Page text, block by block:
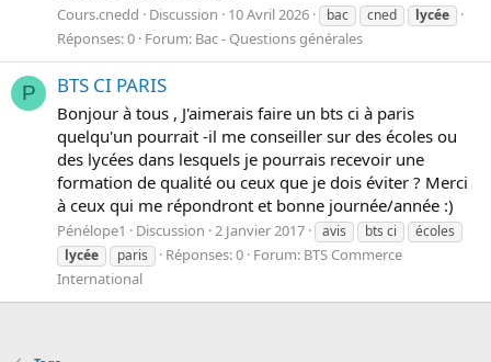
Cours.cnedd Discussion 10 Avril 2026 bac cned lycée
Réponses: 0 Forum: Bac - Questions générales
P BTS CI PARIS
Bonjour à tous , J'aimerais faire un bts ci à paris
quelqu'un pourrait -il me conseiller sur des écoles ou
des lycées dans lesquels je pourrais recevoir une
formation de qualité ou ceux que je dois éviter ? Merci
à ceux qui me répondront et bonne journée/année :)
Pénélope1 Discussion 2 Janvier 2017 avis bts ci
écoles
lycée
paris Réponses: 0 Forum: BTS Commerce
International